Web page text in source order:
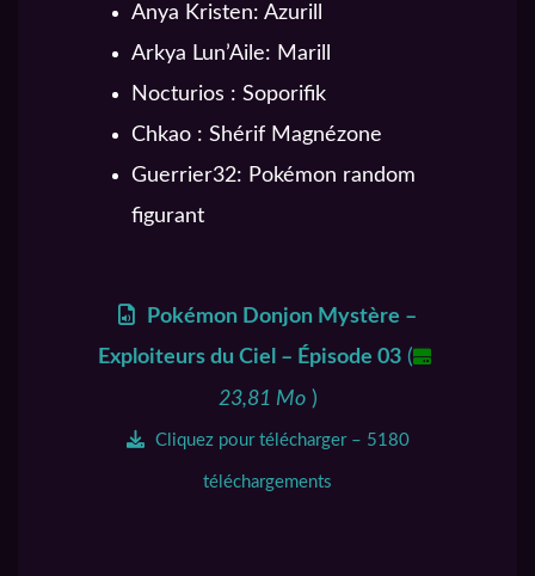
Anya Kristen: Azurill
Arkya Lun’Aile: Marill
Nocturios : Soporifik
Chkao : Shérif Magnézone
Guerrier32: Pokémon random
figurant
Pokémon Donjon Mystère –
Exploiteurs du Ciel – Épisode 03 (
23,81 Mo )
Cliquez pour télécharger – 5180
téléchargements